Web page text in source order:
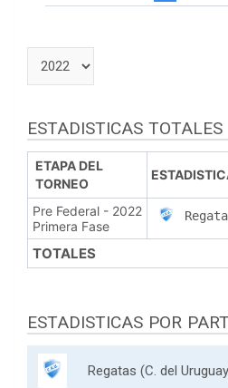
ESTADISTICAS TOTALES
ETAPA DEL
TORNEO
Pre Federal - 2022
Primera Fase
TOTALES
ESTADISTICAS POR
Regatas (C. del